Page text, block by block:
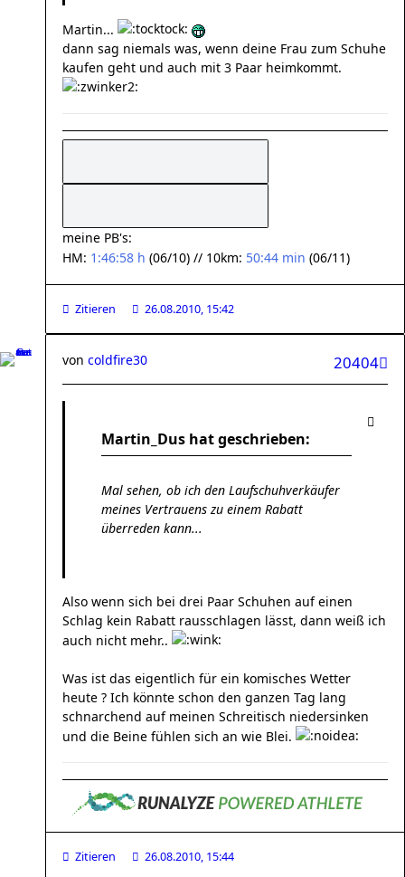
Martin...
dann sag niemals was, wenn deine Frau zum Schuhe
kaufen geht und auch mit 3 Paar heimkommt.
meine PB's:
HM: 1:46:58 h (06/10) // 10km: 50:44 min (06/11)
Zitieren 26.08.2010, 15:42
20404
von coldfire30
Martin_Dus hat geschrieben:
Mal sehen, ob ich den Laufschuhverkäufer
meines Vertrauens zu einem Rabatt
überreden kann...
Also wenn sich bei drei Paar Schuhen auf einen
Schlag kein Rabatt rausschlagen lässt, dann weiß ich
auch nicht mehr..
Was ist das eigentlich für ein komisches Wetter
heute ? Ich könnte schon den ganzen Tag lang
schnarchend auf meinen Schreitisch niedersinken
und die Beine fühlen sich an wie Blei.
Zitieren 26.08.2010, 15:44